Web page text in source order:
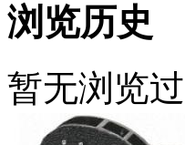
浏览历史
暂无浏览